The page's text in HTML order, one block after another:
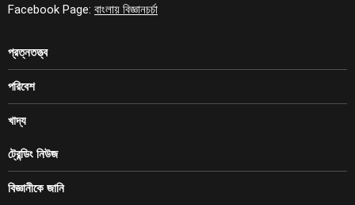
Facebook Page: বাংলায় বিজ্ঞানচর্চা
প্রত্নতত্ত্ব
পরিবেশ
খাদ্য
ট্রেন্ডিং নিউজ
বিজ্ঞানীকে জানি